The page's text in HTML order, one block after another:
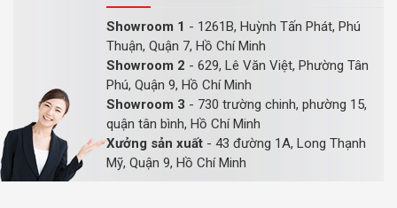
Showroom 1 - 1261B, Huỳnh Tấn Phát, Phú
Thuận, Quận 7, Hồ Chí Minh
Showroom 2 - 629, Lê Văn Việt, Phường Tân
Phú, Quận 9, Hồ Chí Minh
Showroom 3 - 730 trường chinh, phường 15,
quận tân bình, Hồ Chí Minh
Xưởng sản xuất - 43 đường 1A, Long Thạnh
Mỹ, Quận 9, Hồ Chí Minh